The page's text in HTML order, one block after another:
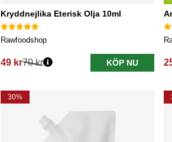
Kryddnejlika Eterisk Olja 10ml
Rawfoodshop
49 kr
Ordinarie pris:
70 kr KÖP NU
30%